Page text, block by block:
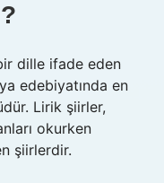
dille ifade eden
edebiyatında en
Lirik şiirler,
okurken
şiirlerdir.